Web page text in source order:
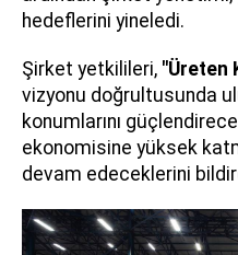
hedeflerini yineledi.
Şirket yetkilileri, "Üreten
vizyonu doğrultusunda
konumlarını
ekonomisine yüksek
devam edeceklerini